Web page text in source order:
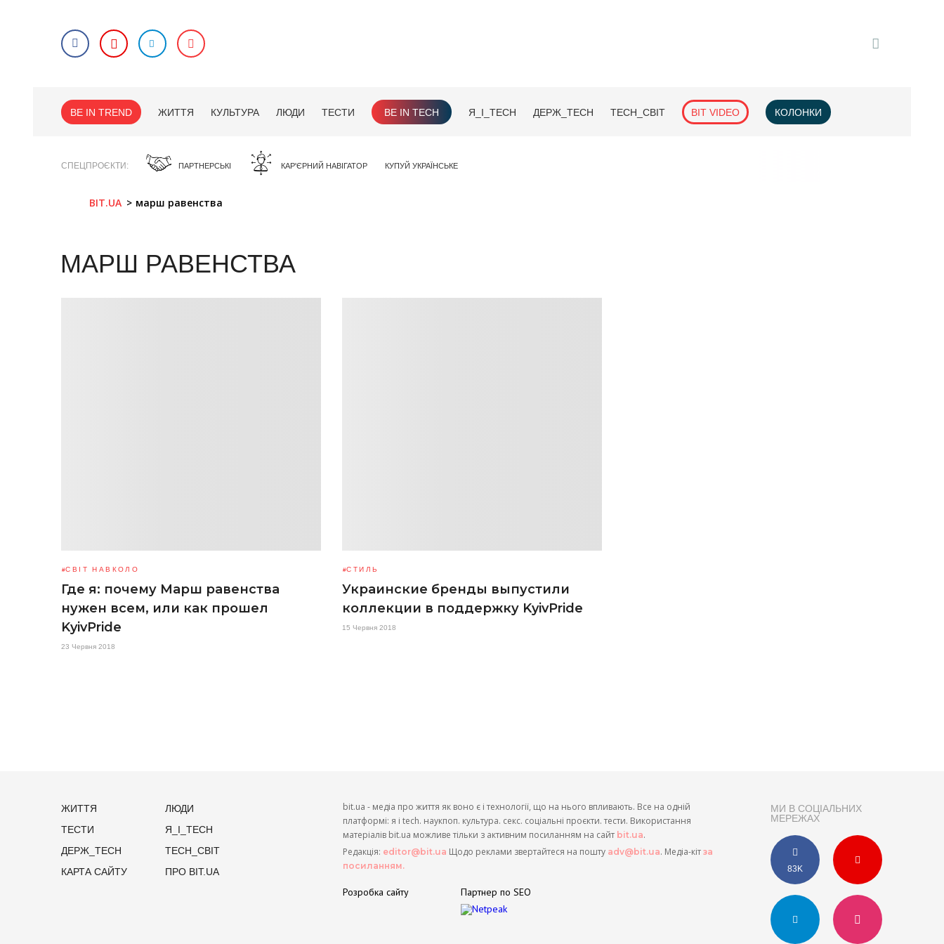
BE IN TREND ЖИТТЯ КУЛЬТУРА ЛЮДИ ТЕСТИ BE IN TECH Я_І_TECH ДЕРЖ_TECH TECH_СВІТ BIT VIDEO КОЛОНКИ
СПЕЦПРОЄКТИ ПАРТНЕРСЬКІ КАР'ЄРНИЙ НАВІГАТОР КУПУЙ УКРАЇНСЬКЕ
BIT.UA марш равенства
МАРШ РАВЕНСТВА
СВІТ НАВКОЛО
Где я: почему Марш равенства
нужен всем, или как прошел
KyivPride
23 Червня 2018
СТИЛЬ
Украинские бренды выпустили
коллекции в поддержку KyivPride
15 Червня 2018
ЖИТТЯ
ЛЮДИ
ТЕСТИ
Я_І_TECH
ДЕРЖ_TECH
TECH_СВІТ
КАРТА САЙТУ
ПРО BIT.UA
МИ В СОЦІАЛЬНИХ
МЕРЕЖАХ
83K
bit.ua - медіа про життя як воно є і технології, що на нього впливають. Все на одній
платформі: я і tech. наукпоп. культура. секс. соціальні проєкти. тести. Використання
матеріалів bit.ua можливе тільки з активним посиланням на сайт bit.ua.
Редакція: editor@bit.ua Щодо реклами звертайтеся на пошту adv@bit.ua. Медіа-кіт за
посиланням.
Розробка сайту Партнер по SEO